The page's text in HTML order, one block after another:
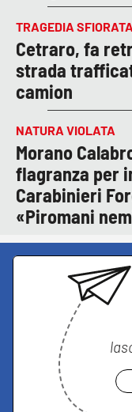
TRAGEDIA SFIORATA
Cetraro, fa
strada
camion
NATURA VIOLATA
Morano
flagranza per
Carabinieri
«Piromani